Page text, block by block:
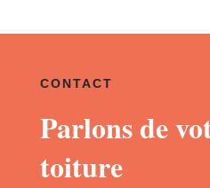
CONTACT
Parlons de
toiture